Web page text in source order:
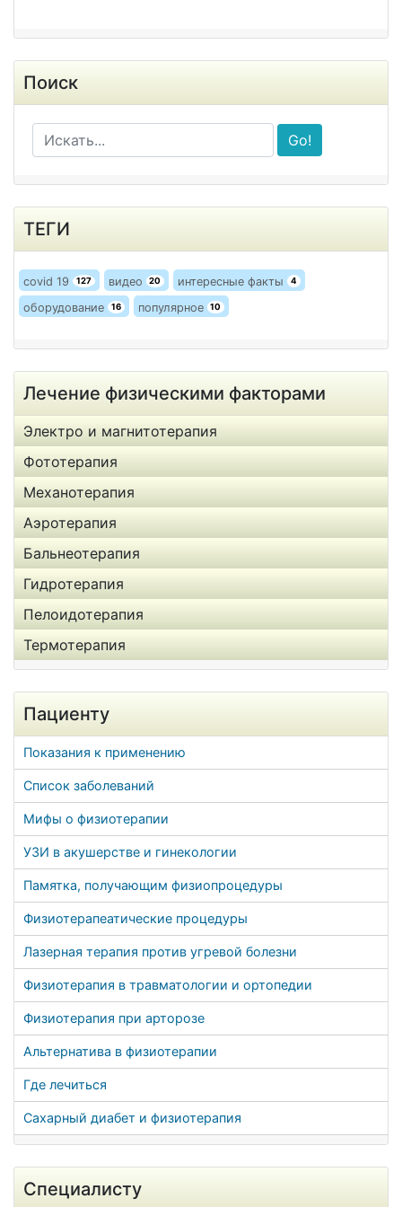
Поиск
Go!
ТЕГИ
covid 19 127 видео 20 интересные факты 4
оборудование 16 популярное 10
Лечение физическими факторами
Электро и магнитотерапия
Фототерапия
Механотерапия
Аэротерапия
Бальнеотерапия
Гидротерапия
Пелоидотерапия
Термотерапия
Пациенту
Показания к применению
Список заболеваний
Мифы о физиотерапии
УЗИ в акушерстве и гинекологии
Памятка, получающим физиопроцедуры
Физиотерапеатические процедуры
Лазерная терапия против угревой болезни
Физиотерапия в травматологии и ортопедии
Физиотерапия при арторозе
Альтернатива в физиотерапии
Где лечиться
Сахарный диабет и физиотерапия
Специалисту